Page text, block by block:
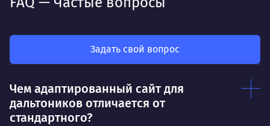
Делает так, чтобы результат работы всех
был больше, чем сумма результатов
Нравится
Дышать. Без этого совсем не могу.
Задать свой вопрос
Чем адаптированный сайт для
дальтоников отличается от
стандартного?